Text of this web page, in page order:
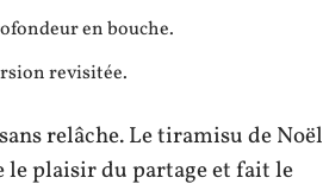
en bouche.
revisitée.
relâche. Le tiramisu de Noël
le plaisir du partage et fait le